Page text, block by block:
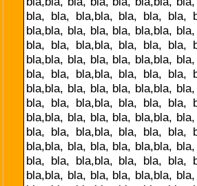
bla, bla, bla,bla, bla, bla, bla,
bla,bla, bla, bla, bla, bla,bla,
bla, bla, bla,bla, bla, bla, bla,
bla,bla, bla, bla, bla, bla,bla,
bla, bla, bla,bla, bla, bla, bla,
bla,bla, bla, bla, bla, bla,bla,
bla, bla, bla,bla, bla, bla, bla,
bla,bla, bla, bla, bla, bla,bla,
bla, bla, bla,bla, bla, bla, bla,
bla,bla, bla, bla, bla, bla,bla,
bla, bla, bla,bla, bla, bla, bla,
bla,bla, bla, bla, bla, bla,bla,